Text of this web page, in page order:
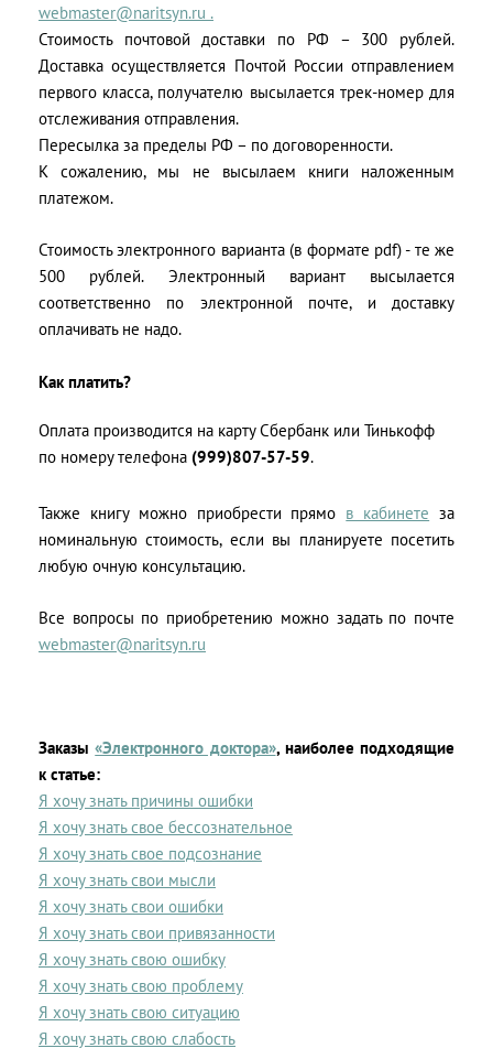
webmaster@naritsyn.ru .
Стоимость почтовой доставки по РФ – 300 рублей.
Доставка осуществляется Почтой России отправлением
первого класса, получателю высылается трек-номер для
отслеживания отправления.
Пересылка за пределы РФ – по договоренности.
К сожалению, мы не высылаем книги наложенным
платежом.
Стоимость электронного варианта (в формате pdf) - те же
500 рублей. Электронный вариант высылается
соответственно по электронной почте, и доставку
оплачивать не надо.
Как платить?
Оплата производится на карту Сбербанк или Тинькофф
по номеру телефона (999)807-57-59.
Также книгу можно приобрести прямо в кабинете за
номинальную стоимость, если вы планируете посетить
любую очную консультацию.
Все вопросы по приобретению можно задать по почте
webmaster@naritsyn.ru
Заказы«Электронного доктора», наиболее подходящие
к статье:
Я хочу знать причины ошибки
Я хочу знать свое бессознательное
Я хочу знать свое подсознание
Я хочу знать свои мысли
Я хочу знать свои ошибки
Я хочу знать свои привязанности
Я хочу знать свою ошибку
Я хочу знать свою проблему
Я хочу знать свою ситуацию
Я хочу знать свою слабость